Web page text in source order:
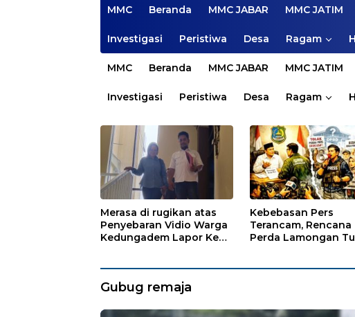
MMC Beranda MMC JABAR MMC JATIM
Investigasi Peristiwa Desa Ragam
MMC Beranda MMC JABAR MMC JATIM
Investigasi Peristiwa Desa Ragam
Merasa di rugikan atas
Penyebaran Vidio Warga
Kedungadem Lapor Ke
Kebebasan Pers
Terancam, Rencana
Perda Lamongan
Gubug remaja